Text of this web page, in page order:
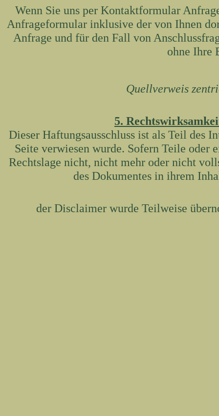
Wenn Sie uns per Kontaktformular
Anfrageformular inklusive der von Ihnen
Anfrage und für den Fall von
ohne Ihre
Quellverweis
5.
Dieser Haftungsausschluss ist als Teil des
Seite verwiesen wurde. Sofern Teile oder
Rechtslage nicht, nicht mehr oder nicht
des Dokumentes in ihrem
der Disclaimer wurde Teilweise